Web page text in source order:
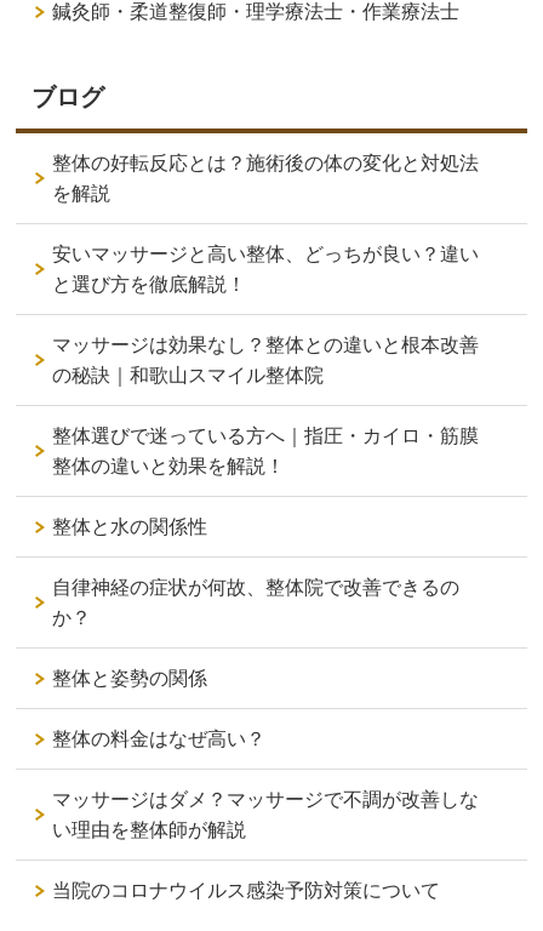
鍼灸師・柔道整復師・理学療法士・作業療法士
ブログ
整体の好転反応とは？施術後の体の変化と対処法
を解説
安いマッサージと高い整体、どっちが良い？違い
と選び方を徹底解説！
マッサージは効果なし？整体との違いと根本改善
の秘訣｜和歌山スマイル整体院
整体選びで迷っている方へ｜指圧・カイロ・筋膜
整体の違いと効果を解説！
整体と水の関係性
自律神経の症状が何故、整体院で改善できるの
か？
整体と姿勢の関係
整体の料金はなぜ高い？
マッサージはダメ？マッサージで不調が改善しな
い理由を整体師が解説
当院のコロナウイルス感染予防対策について